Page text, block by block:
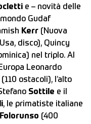
e – novità delle
Gudaf
Kerr (Nuova
disco), Quincy
nel triplo. Al
Leonardo
(110 ostacoli), l’alto
Sottile e il
, le primatiste italiane
Folorunso (400